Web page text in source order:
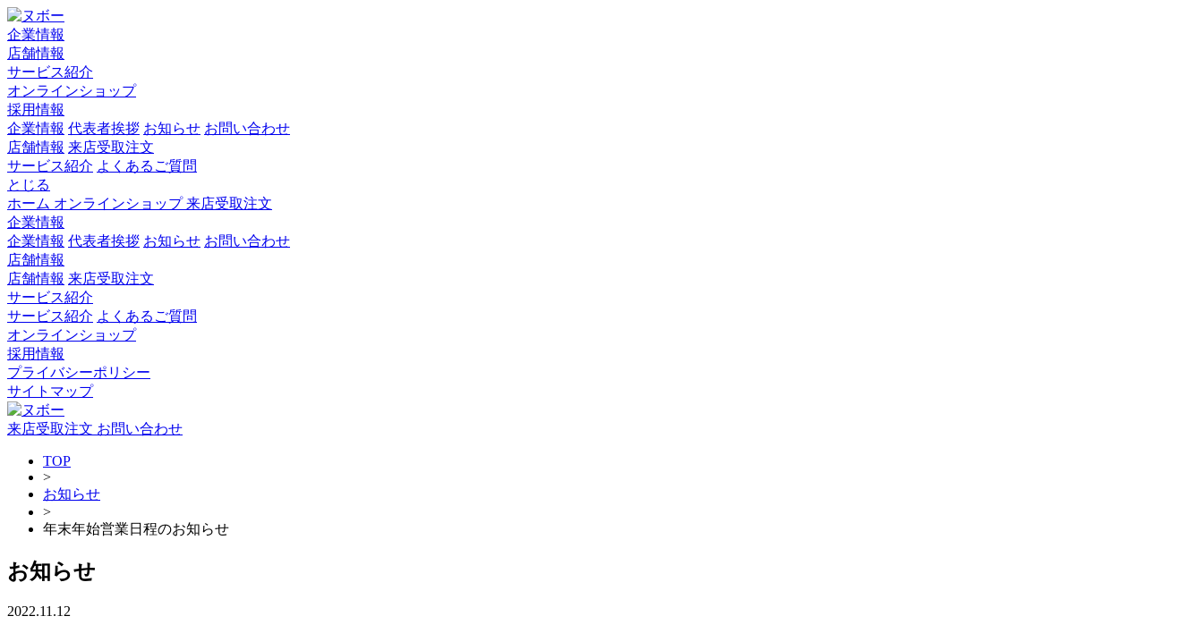
企業情報
店舗情報
サービス紹介
オンラインショップ
採用情報
企業情報 代表者挨拶 お知らせ お問い合わせ
店舗情報 来店受取注文
サービス紹介 よくあるご質問
とじる
ホーム オンラインショップ来店受取注文
企業情報
企業情報 代表者挨拶 お知らせ お問い合わせ
店舗情報
店舗情報 来店受取注文
サービス紹介
サービス紹介 よくあるご質問
オンラインショップ
採用情報
プライバシーポリシー
サイトマップ
来店受取注文 お問い合わせ
TOP
>
お知らせ
>
年末年始営業日程のお知らせ
お知らせ
2022.11.12